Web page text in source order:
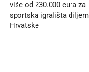
više od 230.000 eura za
sportska igrališta diljem
Hrvatske